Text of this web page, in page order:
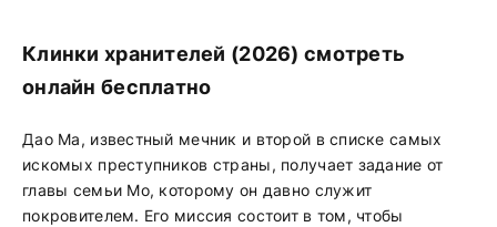
Клинки хранителей (2026) смотреть
онлайн бесплатно
Дао Ма, известный мечник и второй в списке самых
искомых преступников страны, получает задание от
главы семьи Мо, которому он давно служит
покровителем. Его миссия состоит в том, чтобы